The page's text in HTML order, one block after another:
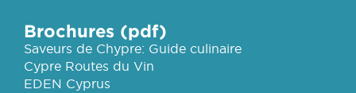
Brochures (pdf)
Saveurs de Chypre: Guide culinaire
Cypre Routes du Vin
EDEN Cyprus